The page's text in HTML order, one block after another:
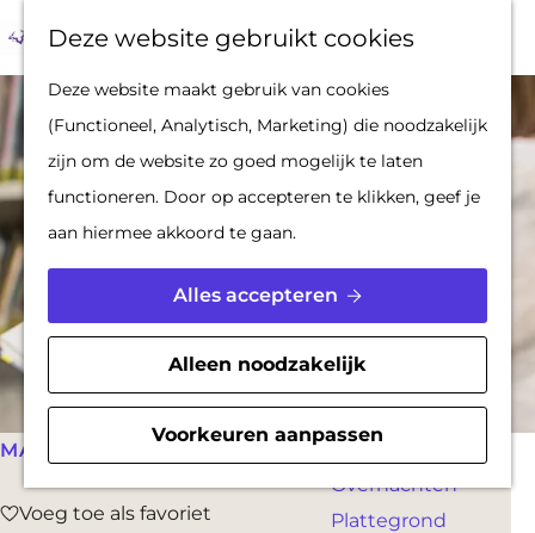
Deze website gebruikt cookies
Deze website maakt gebruik van cookies
(Functioneel, Analytisch, Marketing) die noodzakelijk
zijn om de website zo goed mogelijk te laten
functioneren. Door op accepteren te klikken, geef je
aan hiermee akkoord te gaan.
Alles accepteren
Alleen noodzakelijk
Voorkeuren aanpassen
G
n
a
r
d
e
h
o
m
e
p
F
o
t
e
n
K
t
Z
De Hollandse
Waterlinies en
Gorinchem
Vestingdriehoek
Inspiratie
PLAN JE BEZOEK
Reserveren
Bereikbaarheid
Parkeren
Overnachten
Plattegrond
MAANDELIJKS
Voeg toe als favoriet
Voeg toe als favoriet